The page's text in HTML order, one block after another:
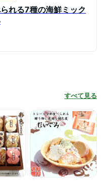
れる7種の海鮮ミック
すべて見る